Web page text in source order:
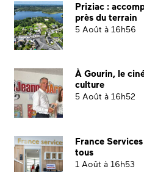
Priziac :
près du terrain
5 Août à 16h56
À Gourin, le
culture
5 Août à 16h52
France
tous
1 Août à 16h53